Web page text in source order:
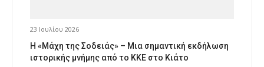
23 Ιουλίου 2026
Η «Μάχη της Σοδειάς» – Μια σημαντική εκδήλωση
ιστορικής μνήμης από το ΚΚΕ στο Κιάτο